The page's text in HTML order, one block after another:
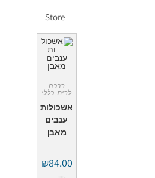
Store
ברכה
לבית, כללי
אשכולות
ענבים
מאבן
₪84.00